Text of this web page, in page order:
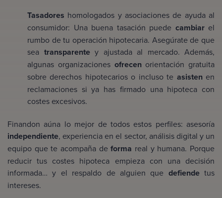
Tasadores homologados y asociaciones de ayuda al
consumidor: Una buena tasación puede cambiar el
rumbo de tu operación hipotecaria. Asegúrate de que
sea transparente y ajustada al mercado. Además,
algunas organizaciones ofrecen orientación gratuita
sobre derechos hipotecarios o incluso te asisten en
reclamaciones si ya has firmado una hipoteca con
costes excesivos.
Finandon aúna lo mejor de todos estos perfiles: asesoría
independiente, experiencia en el sector, análisis digital y un
equipo que te acompaña deforma real y humana. Porque
reducir tus costes hipoteca empieza con una decisión
informada… y el respaldo de alguien que defiende tus
intereses.